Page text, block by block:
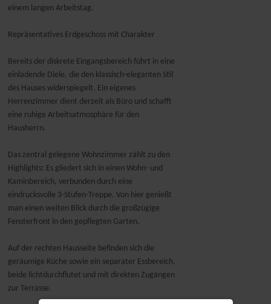
einem langen Arbeitstag.
Repräsentatives Erdgeschoss mit Charakter
Bereits der diskrete Eingangsbereich führt in eine
einladende Diele, die den klassisch-eleganten Stil
des Hauses widerspiegelt. Ein eigenes
Herrenzimmer dient derzeit als Büro und schafft
eine ruhige Arbeitsatmosphäre für den
Hausherrn.
Das zentral gelegene Wohnzimmer zählt zu den
Highlights: Es gliedert sich in einen Wohn- und
Kaminbereich, verbunden durch eine
eindrucksvolle 3-Stufen-Treppe. Von hier genießt
man einen weiten Blick durch die großzügige
Fensterfront in den gepflegten Garten.
Auf der rechten Hausseite befinden sich die
geräumige Küche sowie ein separater Essbereich,
beide lichtdurchflutet und mit direkten Zugängen
zur Terrasse.